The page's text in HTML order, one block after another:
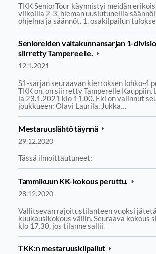
TKK SeniorTour käynnistyi meidän
viikoilla 2-3, hieman uusiutuneilla
ohjelma ja säännöt. 1. osakilpailun
Senioreiden valtakunnansarjan 1-
siirretty Tampereelle.
12.1.2021
S1-sarjan seuraavan kierroksen lohko-4
TKK on, on siirretty Tamperelle Kauppiin.
la 23.1.2021 klo 11.00. Eki on valinnut
joukkueen: Olavi Laurila, Jukka…
Mestaruuslähtö täynnä
29.12.2020
Tässä ilmoittautuneet:
Tammikuun KK-kokous peruttu.
28.12.2020
Vallitsevan rajoitustilanteen vuoksi
kuukausikokous väliin. Seuraava kokous
klo 17.30, jos tilanne sallii.
TKK:n mestaruuskilpailut